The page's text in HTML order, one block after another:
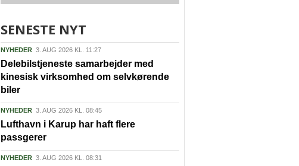
SENESTE NYT
NYHEDER 3. AUG 2026 KL. 11:27
Delebilstjeneste samarbejder med
kinesisk virksomhed om selvkørende
biler
NYHEDER 3. AUG 2026 KL. 08:45
Lufthavn i Karup har haft flere
passgerer
NYHEDER 3. AUG 2026 KL. 08:31